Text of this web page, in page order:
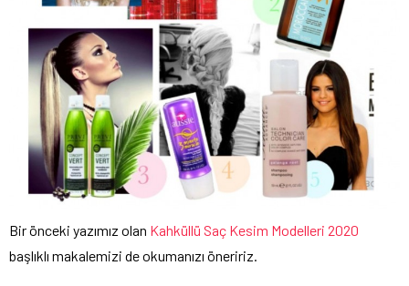
Bir önceki yazımız olan Kahküllü Saç Kesim Modelleri 2020
başlıklı makalemizi de okumanızı öneririz.